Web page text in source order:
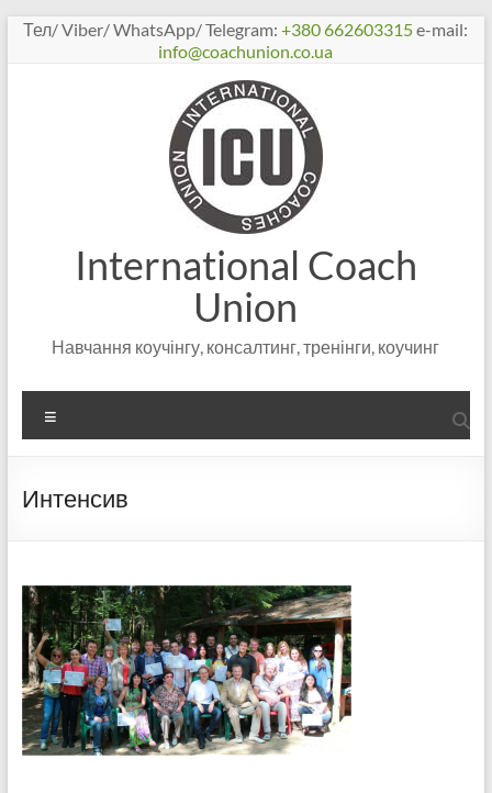
Перейти
Тел/ Viber/ WhatsApp/ Telegram:+380 662603315e-mail:
info@coachunion.co.ua
International Coach
Union
Навчання коучінгу, консалтинг, тренінги, коучинг
Интенсив